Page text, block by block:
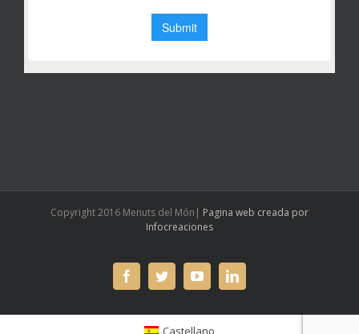
Copyright 2016 Menuts del Món| Pagina web creada por
Infocreaciones
facebooktwitter youtubelinkedin
Castellano